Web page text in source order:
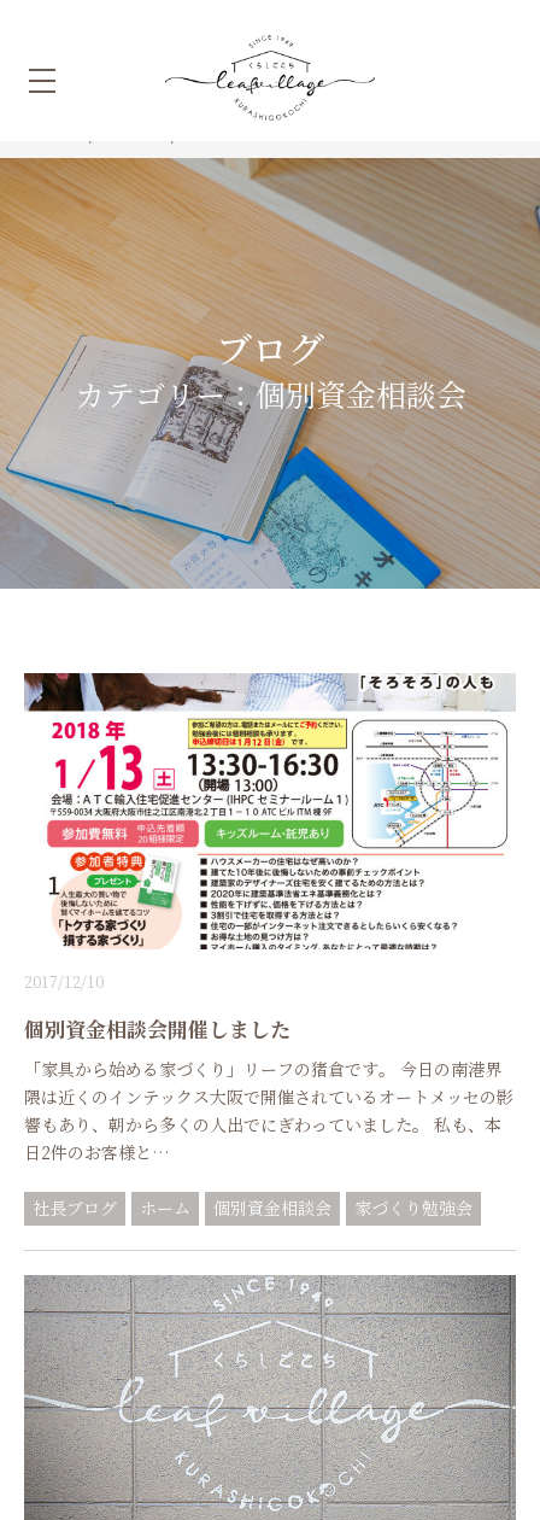
ブログ
カテゴリー：個別資金相談会
2017/12/10
個別資金相談会開催しました
「家具から始める家づくり」リーフの猪倉です。 今日の南港界
隈は近くのインテックス大阪で開催されているオートメッセの影
響もあり、朝から多くの人出でにぎわっていました。 私も、本
日2件のお客様と…
社長ブログ ホーム 個別資金相談会 家づくり勉強会